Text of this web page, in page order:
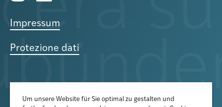
Impressum
Protezione dati
Um unsere Website für Sie optimal zu gestalten und